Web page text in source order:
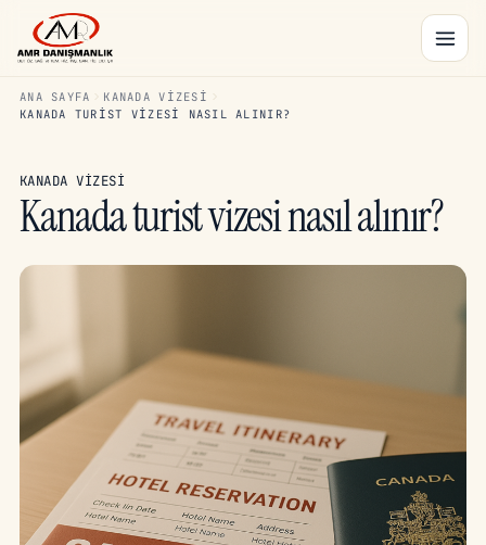
ANA SAYFA
KANADA VIZESI
KANADA TURIST VIZESI NASIL ALINIR?
KANADA VIZESI
Kanada turist vizesi nasıl alınır?